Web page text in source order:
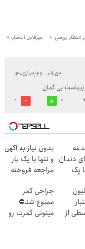
انتظار بررسی: 0 غیرقابل انتشار: 0
۰۹:۵۲ - ۱۴۰۵/۰۲/۲۶
زیباست بی گمان
0
0
دندان
پک
بدون نیاز به آگهی
و تنها با یک بار
مراجعه فروخته
از
جراحی کمر
ممنوع شد⛔
میتونی کمرت رو